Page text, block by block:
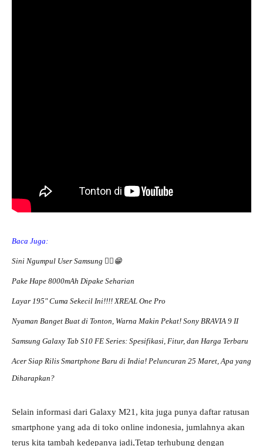
Baca Juga:
Sini Ngumpul User Samsung ☝🏻😁
Pake Hape 8000mAh Dipake Seharian
Layar 195″ Cuma Sekecil Ini!!!! XREAL One Pro
Nyaman Banget Buat di Tonton, Warna Makin Pekat! Sony BRAVIA 9 II
Samsung Galaxy Tab S10 FE Series: Spesifikasi, Fitur, dan Harga Terbaru
Acer Siap Rilis Smartphone Baru di India! Peluncuran 25 Maret, Apa yang
Diharapkan?
Selain informasi dari Galaxy M21, kita juga punya daftar ratusan
smartphone yang ada di toko online indonesia, jumlahnya akan
terus kita tambah kedepanya jadi,Tetap terhubung dengan